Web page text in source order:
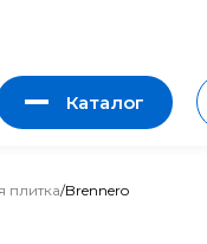
Каталог
плитка/Brennero